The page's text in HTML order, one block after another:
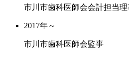
市川市歯科医師会会計担当理
2017年～
市川市歯科医師会監事